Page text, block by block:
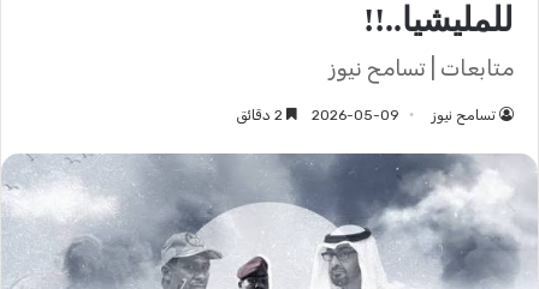
للمليشيا..!!
متابعات | تسامح نيوز
تسامح نيوز 2026-05-09